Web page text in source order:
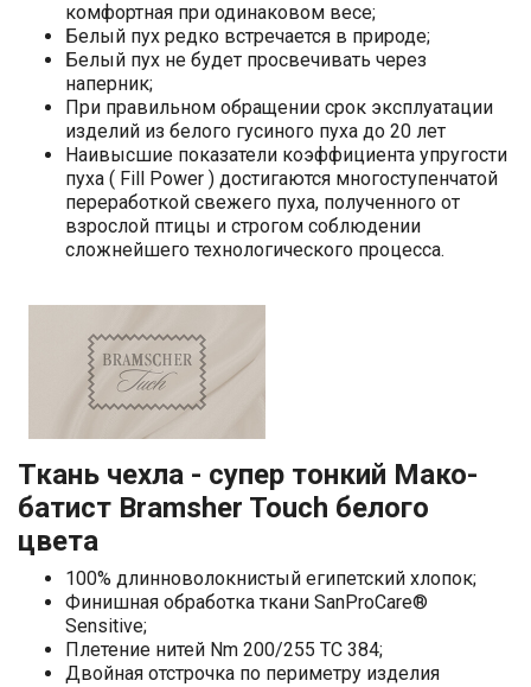
комфортная при одинаковом весе;
Белый пух редко встречается в природе;
Белый пух не будет просвечивать через
наперник;
При правильном обращении срок эксплуатации
изделий из белого гусиного пуха до 20 лет
Наивысшие показатели коэффициента упругости
пуха ( Fill Power ) достигаются многоступенчатой
переработкой свежего пуха, полученного от
взрослой птицы и строгом соблюдении
сложнейшего технологического процесса.
Ткань чехла - супер тонкий Мако-
батист Bramsher Touch белого
цвета
100% длинноволокнистый египетский хлопок;
Финишная обработка ткани SanProCare®
Sensitive;
Плетение нитей Nm 200/255 TC 384;
Двойная отстрочка по периметру изделия